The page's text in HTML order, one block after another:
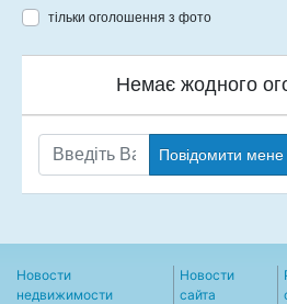
тільки оголошення з фото
Немає жодного
Повідомити
Новости
недвижимости
Новости
сайта